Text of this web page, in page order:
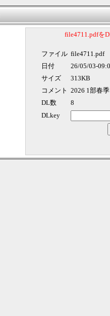
file4711.pdfを
ファイル file4711.pdf
日付
26/05/03-
サイズ
313KB
コメント 2026 1部春
DL数
8
DLkey